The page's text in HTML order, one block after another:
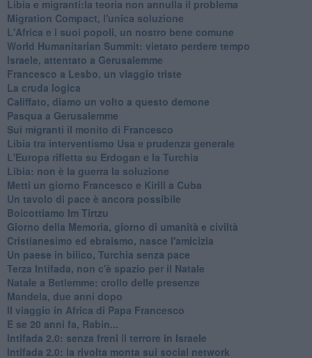
Libia e migranti:la teoria non annulla il problema
Migration Compact, l'unica soluzione
L'Africa e i suoi popoli, un nostro bene comune
World Humanitarian Summit: vietato perdere tempo
Israele, attentato a Gerusalemme
Francesco a Lesbo, un viaggio triste
La cruda logica
Califfato, diamo un volto a questo demone
Pasqua a Gerusalemme
Sui migranti il monito di Francesco
Libia tra interventismo Usa e prudenza generale
L'Europa rifletta su Erdogan e la Turchia
Libia: non è la guerra la soluzione
Metti un giorno Francesco e Kirill a Cuba
Un tavolo di pace è ancora possibile
Boicottiamo Im Tirtzu
Giorno della Memoria, giorno di umanità e civiltà
Cristianesimo ed ebraismo, nasce l'amicizia
Un paese in bilico, Turchia senza pace
Terza Intifada, non c'è spazio per il Natale
Natale a Betlemme: crollo delle presenze
Mandela, due anni dopo
Il viaggio in Africa di Papa Francesco
E se 20 anni fa, Rabin...
Intifada 2.0: senza freni il terrore in Israele
Intifada 2.0: la rivolta monta sui social network